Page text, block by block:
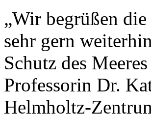
„Wir begrüßen
sehr gern
Schutz des
Professorin Dr.
Helmholtz-